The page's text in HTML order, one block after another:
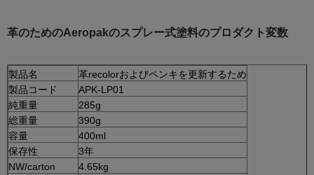
革のためのAeropakのスプレー式塗料のプロダクト変数
製品名
革recolorおよびペンキを更新するため
製品コード
APK-LP01
純重量
285g
総重量
390g
容量
400ml
保存性
3年
NW/carton
4.65kg